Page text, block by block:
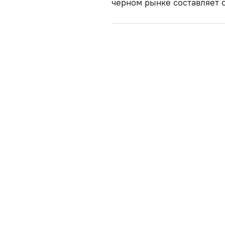
черном рынке составляет